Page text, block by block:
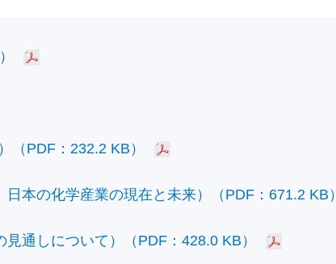
（PDF：232.2 KB）
本の化学産業の現在と未来）（PDF：671.2 KB）
通しについて）（PDF：428.0 KB）